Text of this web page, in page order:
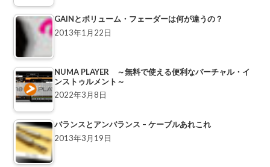
GAINとボリューム・フェーダーは何が違うの？
2013年1月22日
NUMA PLAYER ～無料で使える便利なバーチャル・イ
ンストゥルメント～
2022年3月8日
バランスとアンバランス – ケーブルあれこれ
2013年3月19日